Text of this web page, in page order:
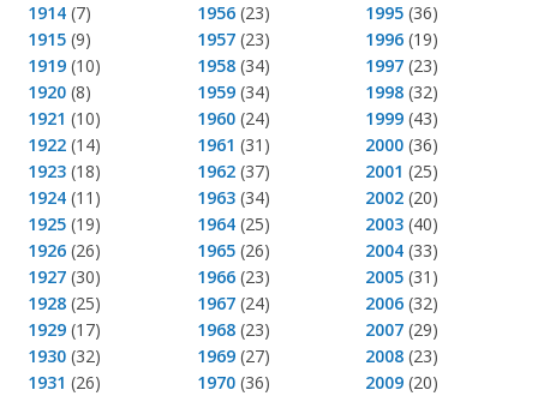
1914 (7)
1915 (9)
1919 (10)
1920 (8)
1921 (10)
1922 (14)
1923 (18)
1924 (11)
1925 (19)
1926 (26)
1927 (30)
1928 (25)
1929 (17)
1930 (32)
1931 (26)
1956(23)
1957(23)
1958(34)
1959(34)
1960(24)
1961 (31)
1962(37)
1963(34)
1964(25)
1965(26)
1966(23)
1967(24)
1968(23)
1969(27)
1970(36)
1995 (36)
1996 (19)
1997 (23)
1998 (32)
1999 (43)
2000 (36)
2001 (25)
2002 (20)
2003 (40)
2004 (33)
2005 (31)
2006 (32)
2007 (29)
2008 (23)
2009 (20)